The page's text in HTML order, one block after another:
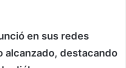
en sus redes
alcanzado, destacando